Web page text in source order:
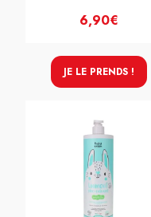
6,90€
JE LE PRENDS !